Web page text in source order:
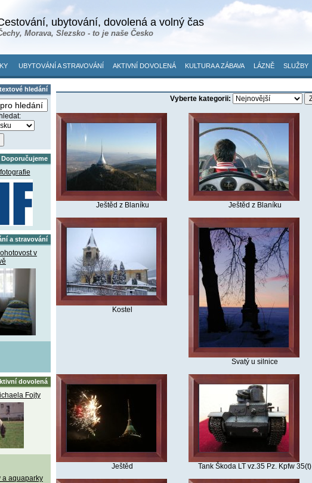
ubytování, dovolená a volný čas
Morava, Slezsko - to je naše Česko
UBYTOVÁNÍ A STRAVOVÁNÍ AKTIVNÍ DOVOLENÁ KULTURA A ZÁBAVA LÁZNĚ SLUŽBY
hledání
Doporučujeme
a stravování
v
dovolená
Fojty
a aquaparky
Vyberte kategorii:
Ještěd z Blaníku Ještěd z Blaníku
Kostel
Svatý u silnice
Ještěd Tank Škoda LT vz.35 Pz. Kpfw 35(t)